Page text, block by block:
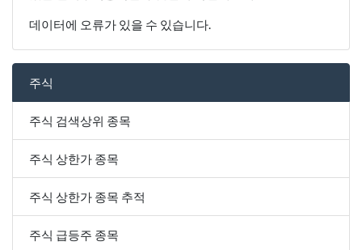
데이터에 오류가 있을 수 있습니다.
주식
주식 검색상위 종목
주식 상한가 종목
주식 상한가 종목 추적
주식 급등주 종목